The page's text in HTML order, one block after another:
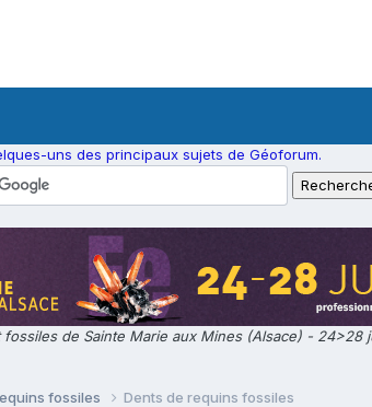
uns des principaux sujets de Géoforum.
de Sainte Marie aux Mines (Alsace) - 24>28
fossiles Dents de requins fossiles